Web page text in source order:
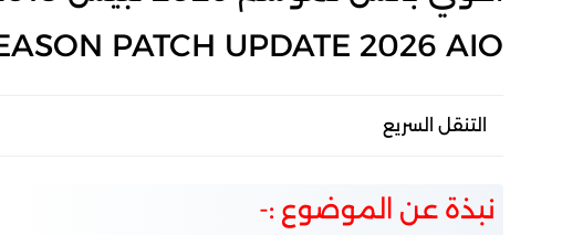
PATCH UPDATE 2026 AIO
التنقل السريع
نبذة عن الموضوع :-